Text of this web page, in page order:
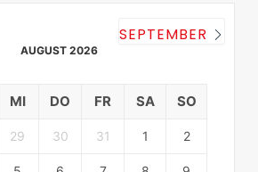
AUGUST 2026
SEPTEMBER
MI DO FR SA SO
29 30 31 1 2